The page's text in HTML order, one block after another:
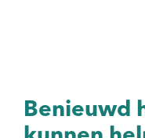
Benieuwd